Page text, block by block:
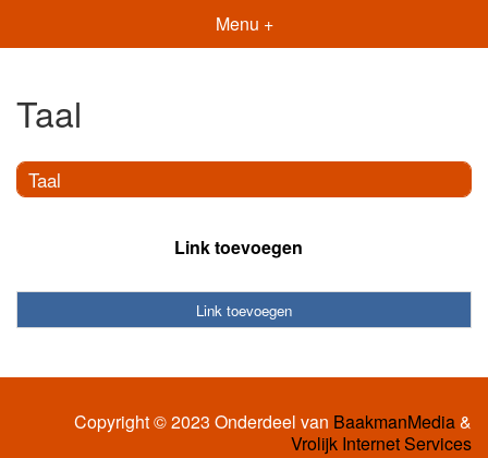
Menu +
Taal
Taal
Link toevoegen
Link toevoegen
Copyright © 2023 Onderdeel van BaakmanMedia&
Vrolijk Internet Services